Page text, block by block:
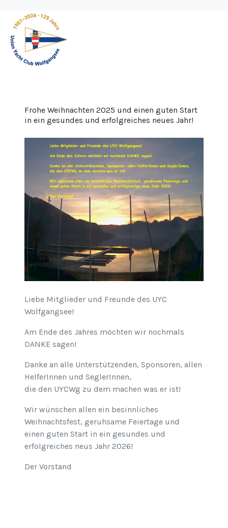
Frohe Weihnachten 2025 und einen guten Start
in ein gesundes und erfolgreiches neues Jahr!
Liebe Mitglieder und Freunde des UYC
Wolfgangsee!
Am Ende des Jahres möchten wir nochmals
DANKE sagen!
Danke an alle Unterstützenden, Sponsoren, allen
HelferInnen und SeglerInnen,
die den UYCWg zu dem machen was er ist!
Wir wünschen allen ein besinnliches
Weihnachtsfest, geruhsame Feiertage und
einen guten Start in ein gesundes und
erfolgreiches neus Jahr 2026!
Der Vorstand